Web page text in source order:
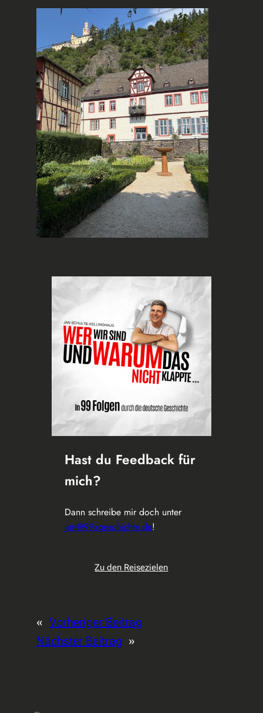
Hast du Feedback für
mich?
Dann schreibe mir doch unter
jan@99xgeschichte.de!
Zu den Reisezielen
« Vorheriger Beitrag
Nächster Beitrag »